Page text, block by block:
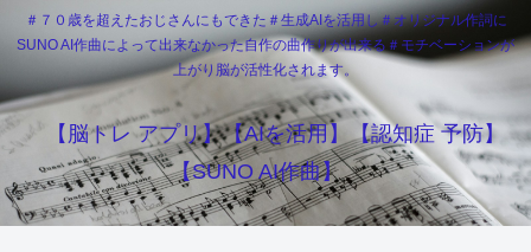
＃７０歳を超えたおじさんにもできた＃生成AIを活用し＃オリジナル作詞に
SUNO AI作曲によって出来なかった自作の曲作りが出来る＃モチベーションが
上がり脳が活性化されます。
【脳トレ アプリ】【AIを活用】【認知症 予防】
【SUNO AI作曲】